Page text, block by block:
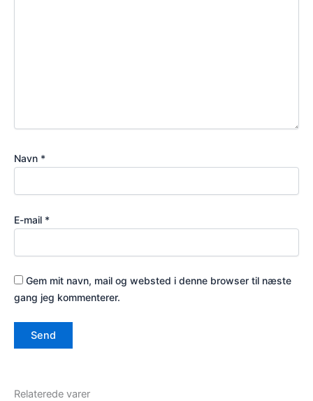
Navn *
E-mail *
Gem mit navn, mail og websted i denne browser til næste
gang jeg kommenterer.
Relaterede varer